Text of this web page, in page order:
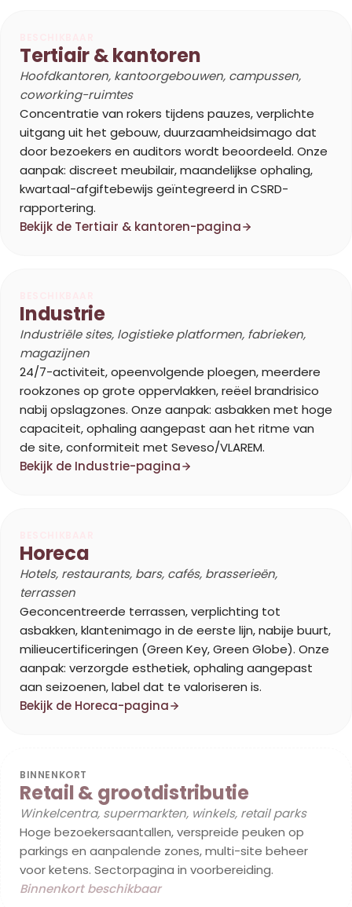
Tertiair & kantoren
Hoofdkantoren, kantoorgebouwen, campussen,
coworking-ruimtes
Concentratie van rokers tijdens pauzes, verplichte
uitgang uit het gebouw, duurzaamheidsimago dat
door bezoekers en auditors wordt beoordeeld. Onze
aanpak: discreet meubilair, maandelijkse ophaling,
kwartaal-afgiftebewijs geïntegreerd in CSRD-
rapportering.
Bekijk de Tertiair & kantoren-pagina
Industrie
Industriële sites, logistieke platformen, fabrieken,
magazijnen
24/7-activiteit, opeenvolgende ploegen, meerdere
rookzones op grote oppervlakken, reëel brandrisico
nabij opslagzones. Onze aanpak: asbakken met hoge
capaciteit, ophaling aangepast aan het ritme van
de site, conformiteit met Seveso/VLAREM.
Bekijk de Industrie-pagina
Horeca
Hotels, restaurants, bars, cafés, brasserieën,
terrassen
Geconcentreerde terrassen, verplichting tot
asbakken, klantenimago in de eerste lijn, nabije buurt,
milieucertificeringen (Green Key, Green Globe). Onze
aanpak: verzorgde esthetiek, ophaling aangepast
aan seizoenen, label dat te valoriseren is.
Bekijk de Horeca-pagina
BINNENKORT
Retail & grootdistributie
Winkelcentra, supermarkten, winkels, retail parks
Hoge bezoekersaantallen, verspreide peuken op
parkings en aanpalende zones, multi-site beheer
voor ketens. Sectorpagina in voorbereiding.
Binnenkort beschikbaar